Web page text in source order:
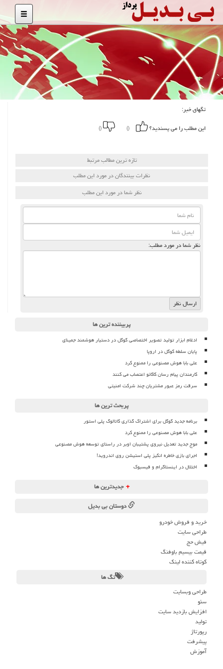
تگهای خبر:
این مطلب را می پسندید؟
()
()
تازه ترین مطالب مرتبط
نظرات بینندگان در مورد این مطلب
نظر شما در مورد این مطلب
نظر شما در مورد مطلب:
پربیننده ترین ها
ادغام ابزار تولید تصویر اختصاصی گوگل در دستیار هوشمند جمینای
پایان سلطه گوگل در اروپا
علی بابا هوش مصنوعی را ممنوع کرد
کارمندان پیام رسان کاکائو اعتصاب می کنند
سرقت رمز عبور مشتریان چند شرکت امنیتی
پربحث ترین ها
برنامه جدید گوگل برای اشتراک گذاری کاتالوگ پلی استور
علی بابا هوش مصنوعی را ممنوع کرد
موج جدید تعدیل نیروی پشتیبان اوبر در راستای توسعه هوش مصنوعی
اجرای بازی خاطره انگیز پلی استیشن روی اندروید!
اختلال در اینستاگرام و فیسبوک
+ جدیدترین ها
دوستان بی بدیل
خرید و فروش خودرو
طراحی سایت
فیش حج
قیمت بیسیم باوفنگ
کوتاه کننده لینک
تگ ها
طراحی وبسایت
سئو
افزایش بازدید سایت
تولید
رپورتاژ
پیشرفت
آموزش